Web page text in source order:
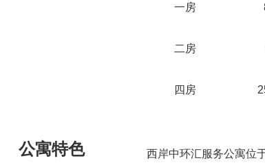
一房
二房
四房
公寓特色 西岸中环汇服务公寓位